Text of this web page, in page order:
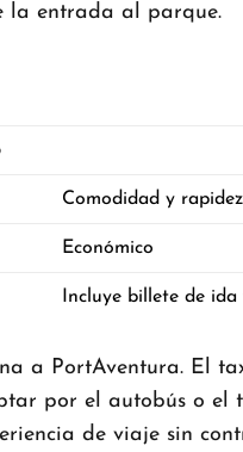
la entrada al parque.
Comodidad y rapidez
Económico
Incluye billete de
a PortAventura. El
por el autobús o
de viaje sin